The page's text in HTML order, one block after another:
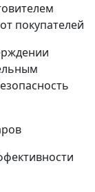
покупателей